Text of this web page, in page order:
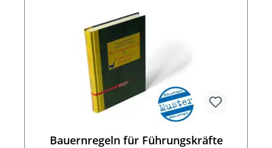
Bauernregeln für Führungskräfte